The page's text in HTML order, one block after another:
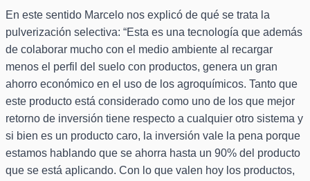
En este sentido Marcelo nos explicó de qué se trata la
pulverización selectiva: “Esta es una tecnología que además
de colaborar mucho con el medio ambiente al recargar
menos el perfil del suelo con productos, genera un gran
ahorro económico en el uso de los agroquímicos. Tanto que
este producto está considerado como uno de los que mejor
retorno de inversión tiene respecto a cualquier otro sistema y
si bien es un producto caro, la inversión vale la pena porque
estamos hablando que se ahorra hasta un 90% del producto
que se está aplicando. Con lo que valen hoy los productos,